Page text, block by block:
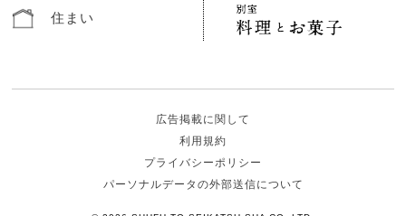
住まい
広告掲載に関して
利用規約
プライバシーポリシー
パーソナルデータの外部送信について